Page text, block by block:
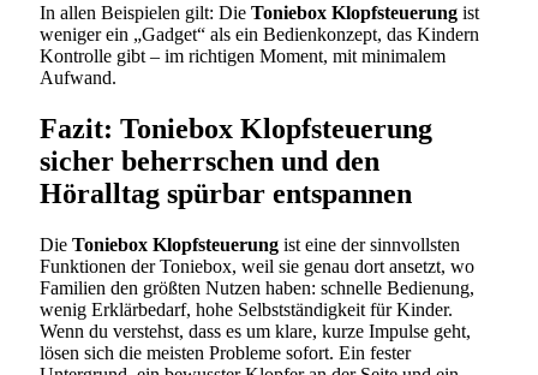
In allen Beispielen gilt: Die Toniebox Klopfsteuerung ist
weniger ein „Gadget“ als ein Bedienkonzept, das Kindern
Kontrolle gibt – im richtigen Moment, mit minimalem
Aufwand.
Fazit: Toniebox Klopfsteuerung
sicher beherrschen und den
Höralltag spürbar entspannen
Die Toniebox Klopfsteuerung ist eine der sinnvollsten
Funktionen der Toniebox, weil sie genau dort ansetzt, wo
Familien den größten Nutzen haben: schnelle Bedienung,
wenig Erklärbedarf, hohe Selbstständigkeit für Kinder.
Wenn du verstehst, dass es um klare, kurze Impulse geht,
lösen sich die meisten Probleme sofort. Ein fester